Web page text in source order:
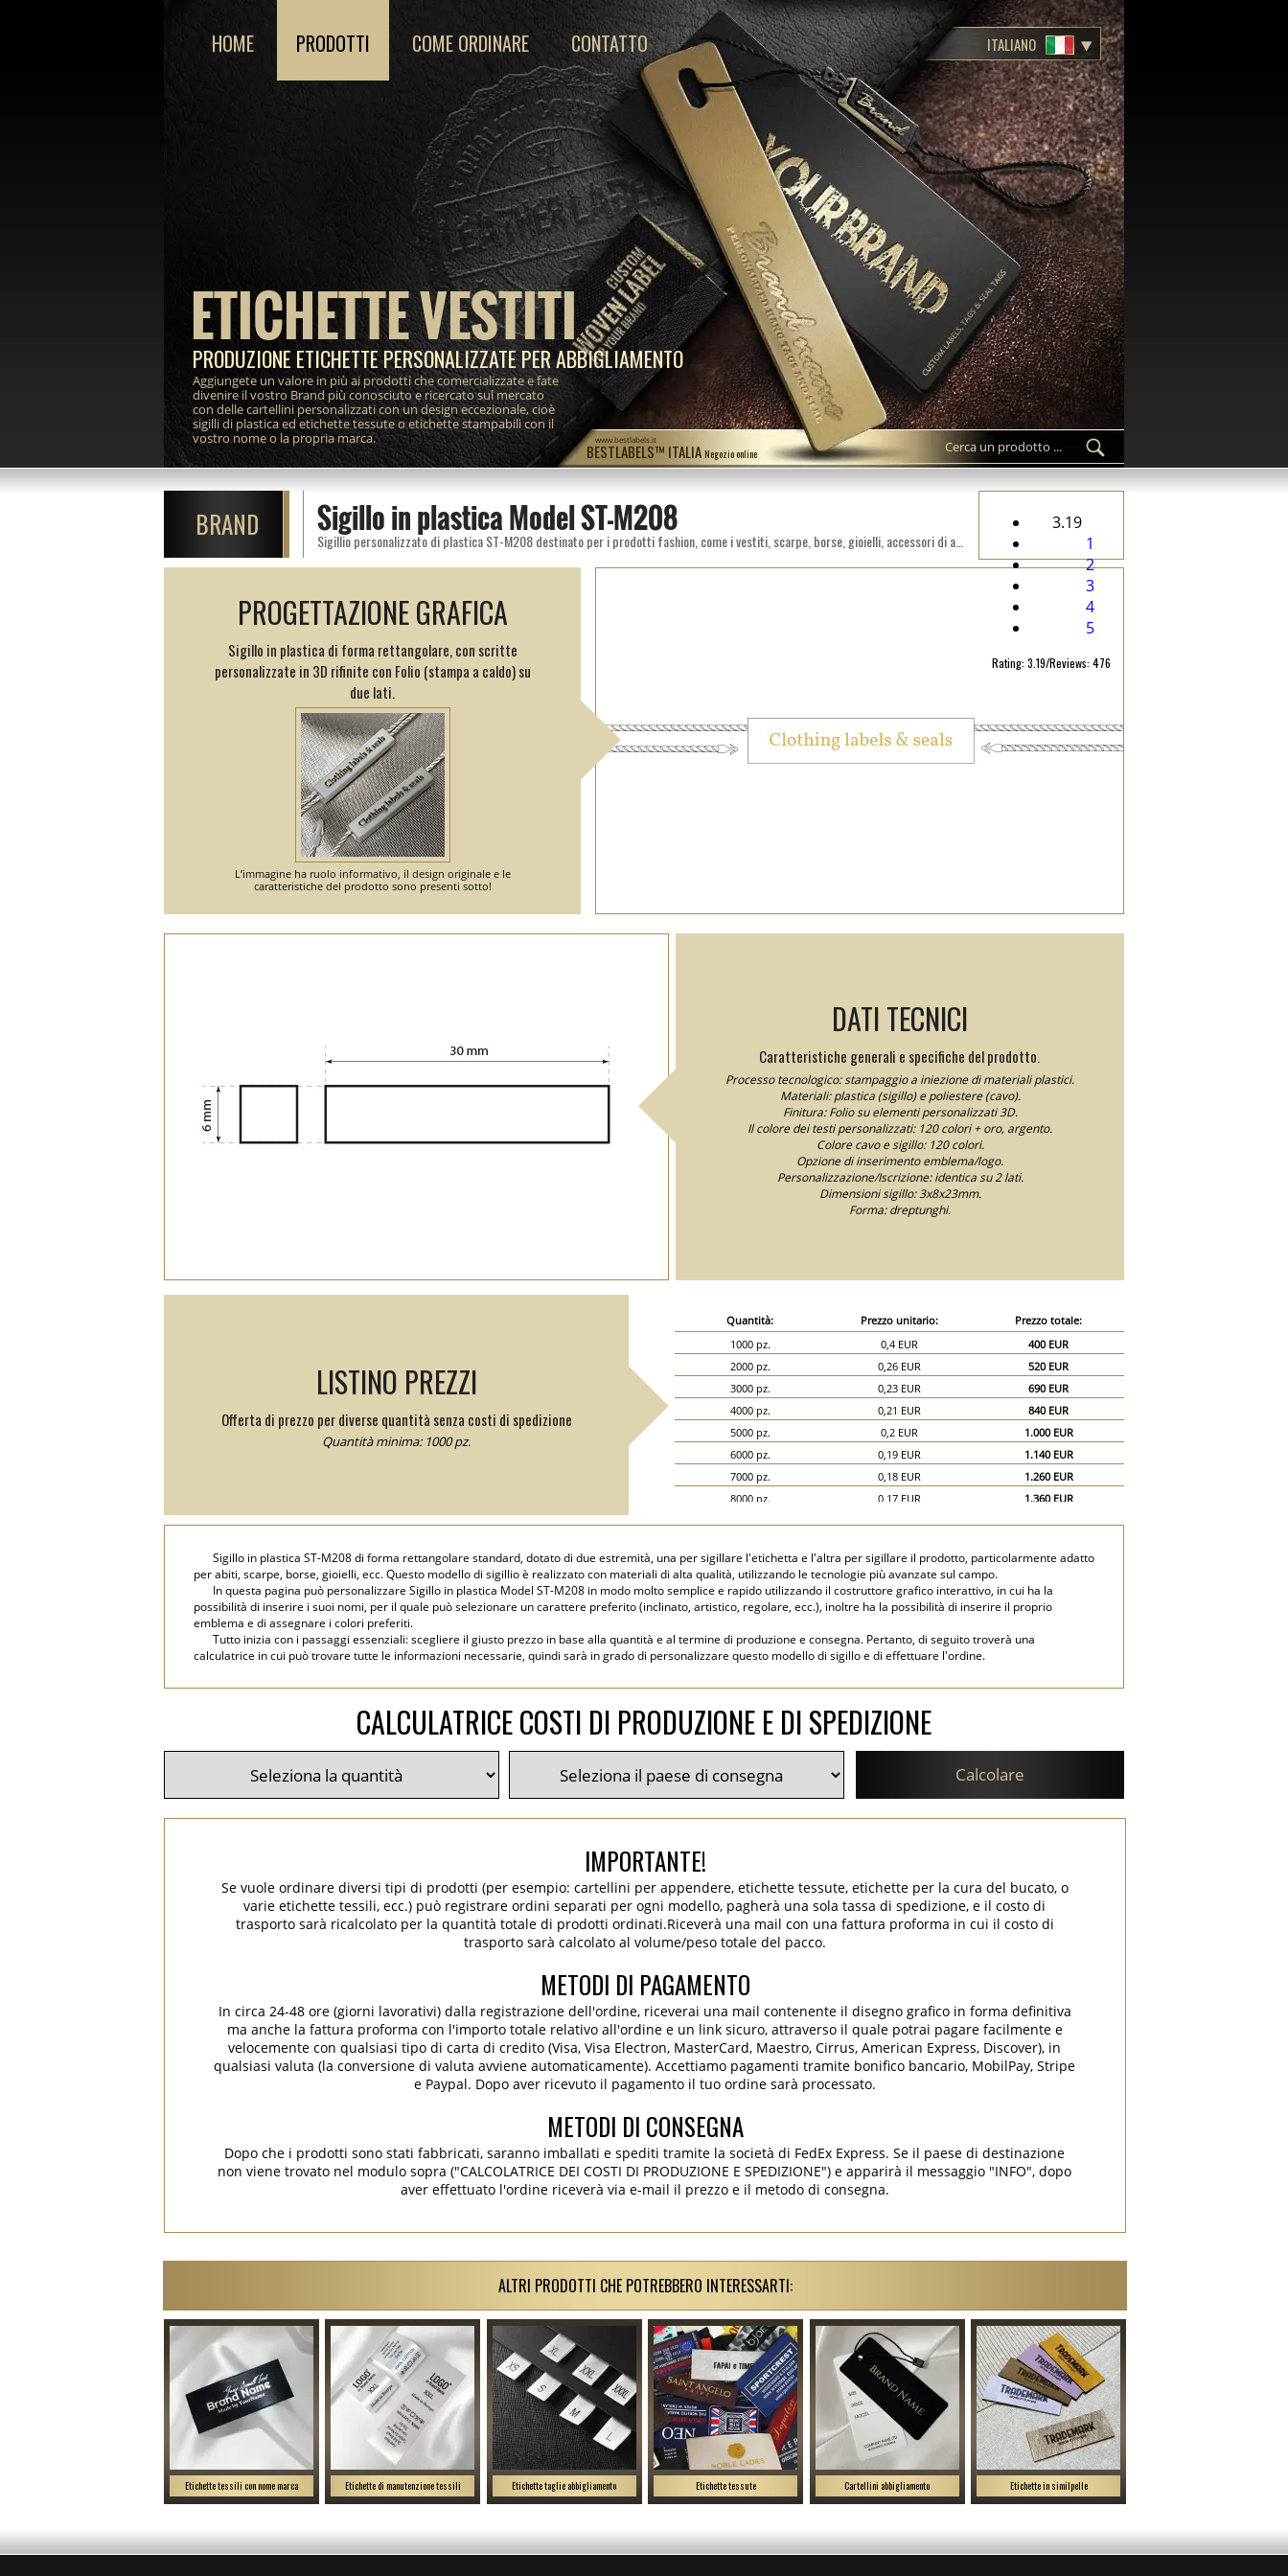
BESTLABELS™ ITALIA Negozio online
www.bestlabels.it
ETICHETTE VESTITI
PRODUZIONE ETICHETTE PERSONALIZZATE PER ABBIGLIAMENTO
Aggiungete un valore in più ai prodotti che comercializzate e fate
divenire il vostro Brand più conosciuto e ricercato sul mercato
con delle cartellini personalizzati con un design eccezionale, cioè
sigilli di plastica ed etichette tessute o etichette stampabili con il
vostro nome o la propria marca.
HOME PRODOTTI COME ORDINARE CONTATTO ITALIANO
BRAND Sigillo in plastica Model ST-M208
3.19
1
2
3
4
5
Rating: 3.19/Reviews: 476
PROGETTAZIONE GRAFICA
Sigillo in plastica di forma rettangolare, con scritte
personalizzate in 3D rifinite con Folio (stampa a caldo) su
due lati.
L’immagine ha ruolo informativo, il design originale e le
caratteristiche del prodotto sono presenti sotto!
DATI TECNICI
Caratteristiche generali e specifiche del prodotto.
Processo tecnologico: stampaggio a iniezione di materiali plastici.
Materiali: plastica (sigillo) e poliestere (cavo).
Finitura: Folio su elementi personalizzati 3D.
Il colore dei testi personalizzati: 120 colori + oro, argento.
Colore cavo e sigillo: 120 colori.
Opzione di inserimento emblema/logo.
Personalizzazione/Iscrizione: identica su 2 lati.
Dimensioni sigillo: 3x8x23mm.
Forma: dreptunghi.
LISTINO PREZZI
Offerta di prezzo per diverse quantità senza costi di spedizione
Quantità minima: 1000 pz.
Quantità: Prezzo unitario:
Prezzo totale:
1000 pz.
0,4 EUR
400 EUR
2000 pz.
0,26 EUR
520 EUR
3000 pz.
0,23 EUR
690 EUR
4000 pz.
0,21 EUR
840 EUR
5000 pz.
0,2 EUR
1.000 EUR
6000 pz.
0,19 EUR
1.140 EUR
7000 pz.
0,18 EUR
1.260 EUR
8000 pz.
0,17 EUR
1.360 EUR
15000 pz.
0,13 EUR
1.950 EUR
20000 pz.
0,12 EUR 2.400 EUR
Sigillo in plastica ST-M208 di forma rettangolare standard, dotato di due estremità, una per sigillare l'etichetta e l'altra per sigillare il prodotto, particolarmente adatto
per abiti, scarpe, borse, gioielli, ecc. Questo modello di sigillio è realizzato con materiali di alta qualità, utilizzando le tecnologie più avanzate sul campo.
In questa pagina può personalizzare Sigillo in plastica Model ST-M208 in modo molto semplice e rapido utilizzando il costruttore grafico interattivo, in cui ha la
possibilità di inserire i suoi nomi, per il quale può selezionare un carattere preferito (inclinato, artistico, regolare, ecc.), inoltre ha la possibilità di inserire il proprio
emblema e di assegnare i colori preferiti.
Tutto inizia con i passaggi essenziali: scegliere il giusto prezzo in base alla quantità e al termine di produzione e consegna. Pertanto, di seguito troverà una
calculatrice in cui può trovare tutte le informazioni necessarie, quindi sarà in grado di personalizzare questo modello di sigillo e di effettuare l'ordine.
CALCULATRICE COSTI DI PRODUZIONE E DI SPEDIZIONE
Calcolare
IMPORTANTE!
Se vuole ordinare diversi tipi di prodotti (per esempio: cartellini per appendere, etichette tessute, etichette per la cura del bucato, o
varie etichette tessili, ecc.) può registrare ordini separati per ogni modello, pagherà una sola tassa di spedizione, e il costo di
trasporto sarà ricalcolato per la quantità totale di prodotti ordinati.Riceverà una mail con una fattura proforma in cui il costo di
trasporto sarà calcolato al volume/peso totale del pacco.
METODI DI PAGAMENTO
In circa 24-48 ore (giorni lavorativi) dalla registrazione dell'ordine, riceverai una mail contenente il disegno grafico in forma definitiva
ma anche la fattura proforma con l'importo totale relativo all'ordine e un link sicuro, attraverso il quale potrai pagare facilmente e
velocemente con qualsiasi tipo di carta di credito (Visa, Visa Electron, MasterCard, Maestro, Cirrus, American Express, Discover), in
qualsiasi valuta (la conversione di valuta avviene automaticamente). Accettiamo pagamenti tramite bonifico bancario, MobilPay, Stripe
e Paypal. Dopo aver ricevuto il pagamento il tuo ordine sarà processato.
METODI DI CONSEGNA
Dopo che i prodotti sono stati fabbricati, saranno imballati e spediti tramite la società di FedEx Express. Se il paese di destinazione
non viene trovato nel modulo sopra ("CALCOLATRICE DEI COSTI DI PRODUZIONE E SPEDIZIONE") e apparirà il messaggio "INFO", dopo
aver effettuato l'ordine riceverà via e-mail il prezzo e il metodo di consegna.
ALTRI PRODOTTI CHE POTREBBERO INTERESSARTI:
Etichette tessili con nome marca Etichette di manutenzione tessili Etichette taglie abbigliamento Etichette tessute Cartellini abbigliamento Etichette in similpelle